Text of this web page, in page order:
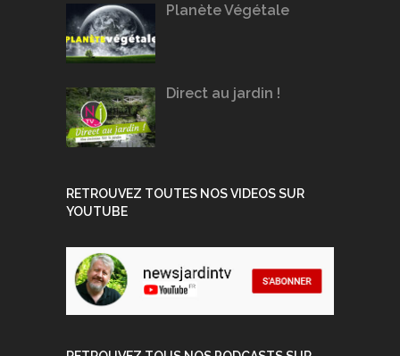
Planète Végétale
Direct au jardin !
RETROUVEZ TOUTES NOS VIDEOS SUR
YOUTUBE